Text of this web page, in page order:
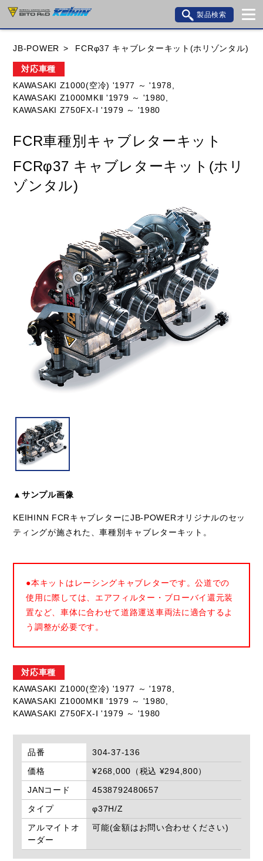
製品検索
HONDA YAMAHA SUZUKI
TRIUMPH
閉じる
JB-POWER FCRφ37 キャブレターキット(ホリゾンタル)
対応車種
KAWASAKI Z1000(空冷) '1977 ～ '1978,
KAWASAKI Z1000MKⅡ '1979 ～ '1980,
KAWASAKI Z750FX-Ⅰ '1979 ～ '1980
FCR車種別キャブレターキット
FCRφ37 キャブレターキット(ホリ
ゾンタル)
▲サンプル画像
KEIHINN FCRキャブレターにJB-POWERオリジナルのセッ
ティングが施された、車種別キャブレターキット。
●本キットはレーシングキャブレターです。公道での
使用に際しては、エアフィルター・ブローバイ還元装
置など、車体に合わせて道路運送車両法に適合するよ
う調整が必要です。
対応車種
KAWASAKI Z1000(空冷) '1977 ～ '1978,
KAWASAKI Z1000MKⅡ '1979 ～ '1980,
KAWASAKI Z750FX-Ⅰ '1979 ～ '1980
品番
304-37-136
価格
¥268,000（税込 ¥294,800）
JANコード
4538792480657
タイプ
φ37H/Z
アルマイトオ
ーダー
可能(金額はお問い合わせください)